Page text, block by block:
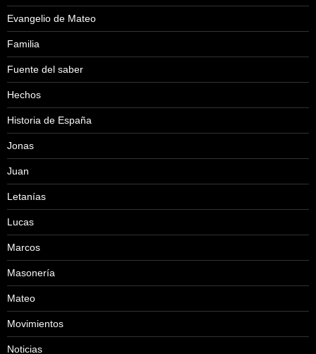
Evangelio de Mateo
Familia
Fuente del saber
Hechos
Historia de España
Jonas
Juan
Letanías
Lucas
Marcos
Masonería
Mateo
Movimientos
Noticias